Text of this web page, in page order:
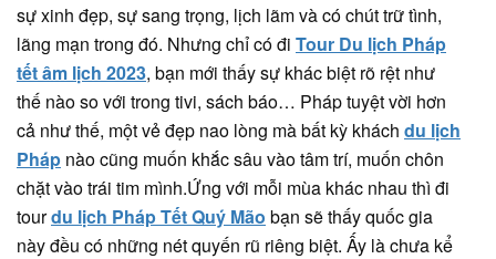
sự xinh đẹp, sự sang trọng, lịch lãm và có chút trữ tình,
lãng mạn trong đó. Nhưng chỉ có đi Tour Du lịch Pháp
tết âm lịch 2023, bạn mới thấy sự khác biệt rõ rệt như
thế nào so với trong tivi, sách báo… Pháp tuyệt vời hơn
cả như thế, một vẻ đẹp nao lòng mà bất kỳ khách du lịch
Pháp nào cũng muốn khắc sâu vào tâm trí, muốn chôn
chặt vào trái tim mình.Ứng với mỗi mùa khác nhau thì đi
tourdu lịch Pháp Tết Quý Mão bạn sẽ thấy quốc gia
này đều có những nét quyến rũ riêng biệt. Ấy là chưa kể